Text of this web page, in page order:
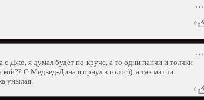
⋯
0
⋯
Джо, я думал будет по-круче, а то одни панчи и толчки
С Медвед-Дина я орнул в голос)), а так матчи
унылая.
0